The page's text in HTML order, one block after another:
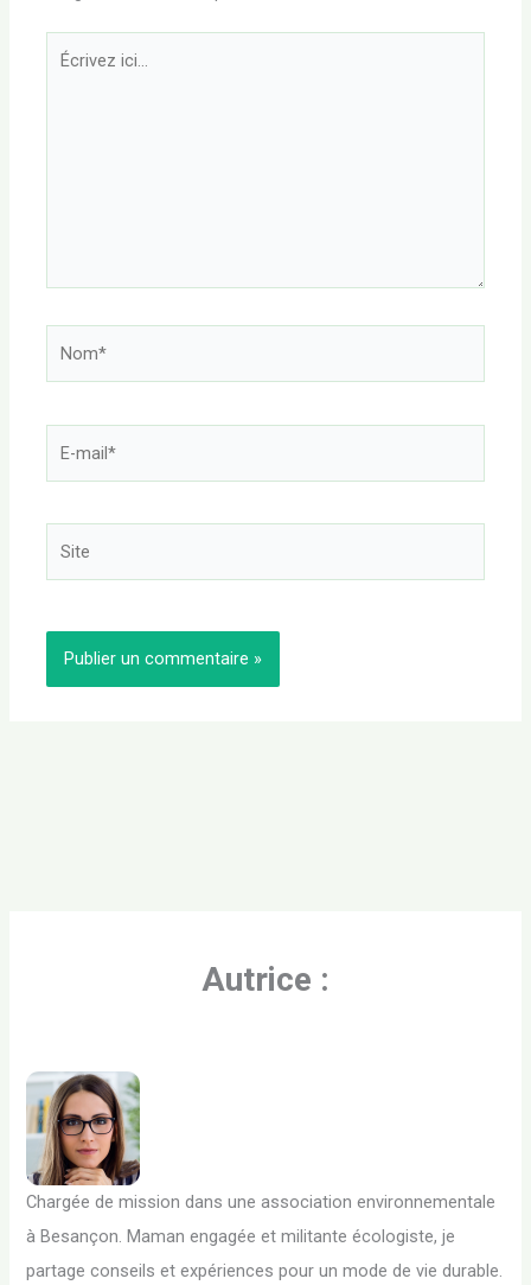
Écrivez
ici…
mail*
Autrice :
Chargée de mission dans une association environnementale
à Besançon. Maman engagée et militante écologiste, je
partage conseils et expériences pour un mode de vie durable.